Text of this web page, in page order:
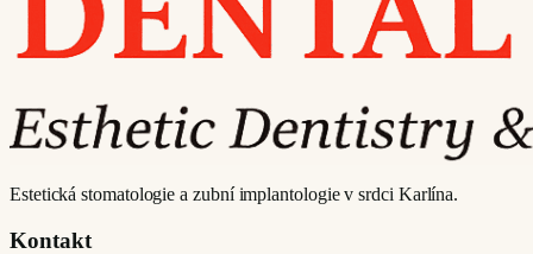
Estetická stomatologie a zubní implantologie v srdci Karlína.
Kontakt